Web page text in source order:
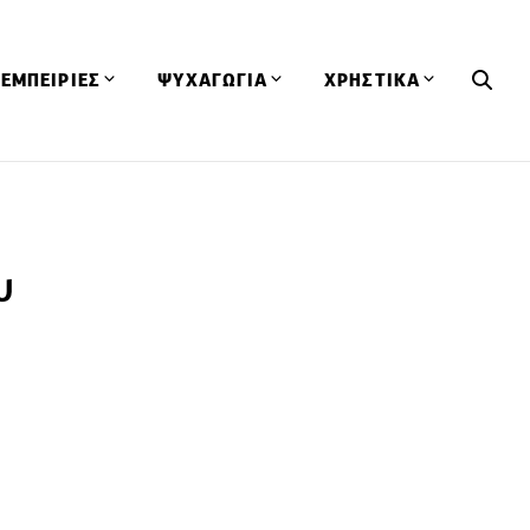
ΕΜΠΕΙΡΙΕΣ
Μαγαζιά
ΨΥΧΑΓΩΓΙΑ ΧΡΗΣΤΙΚΑ